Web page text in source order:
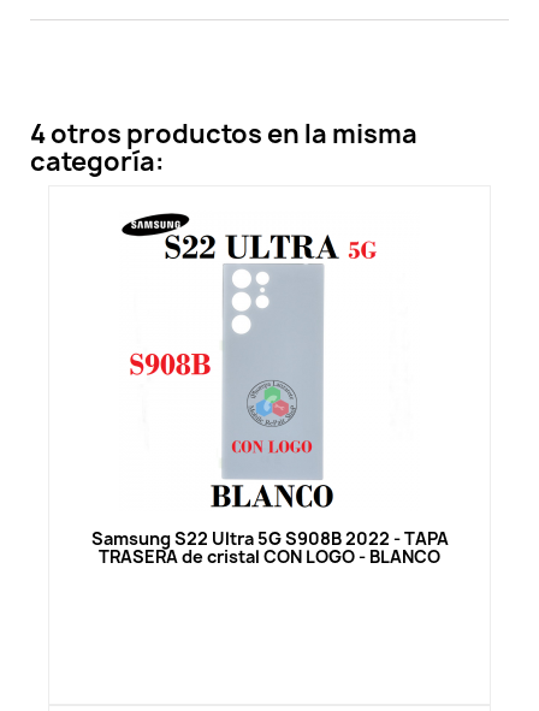
4 otros productos en la misma
categoría:
Vista rápida
Samsung S22 Ultra 5G S908B 2022 - TAPA
TRASERA de cristal CON LOGO - BLANCO